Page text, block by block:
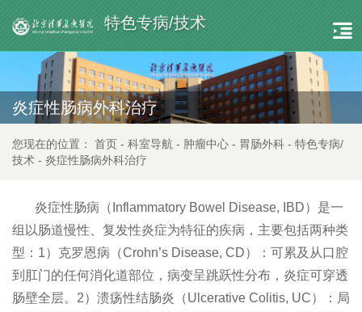
特色专病/技术
炎症性肠病外科治疗
您现在的位置： 首页 - 科室导航 - 肿瘤中心 - 胃肠外科 - 特色专病/
技术 - 炎症性肠病外科治疗
炎症性肠病（Inflammatory Bowel Disease, IBD）是一
组以肠道慢性、复发性炎症为特征的疾病，主要包括两种类
型：1）克罗恩病（Crohn’s Disease, CD）：可累及从口腔
到肛门的任何消化道部位，病变呈跳跃性分布，炎症可穿透
肠壁全层。2）溃疡性结肠炎（Ulcerative Colitis, UC）：局